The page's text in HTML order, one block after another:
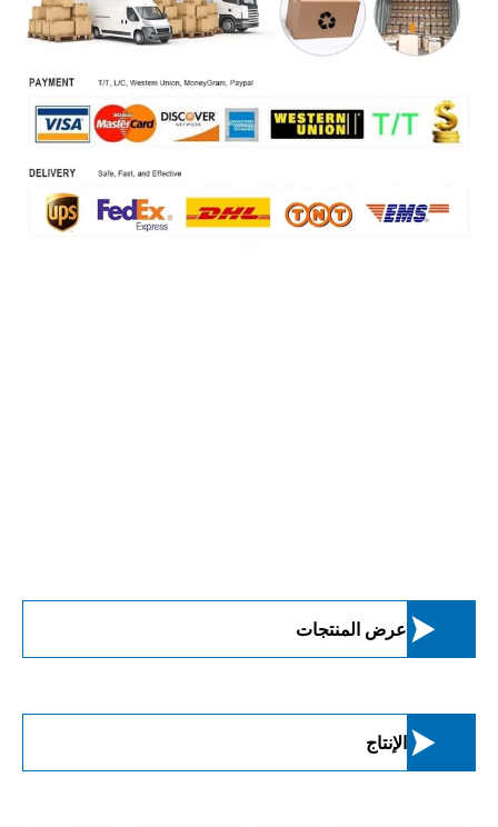
 عرض المنتجات
 الإنتاج